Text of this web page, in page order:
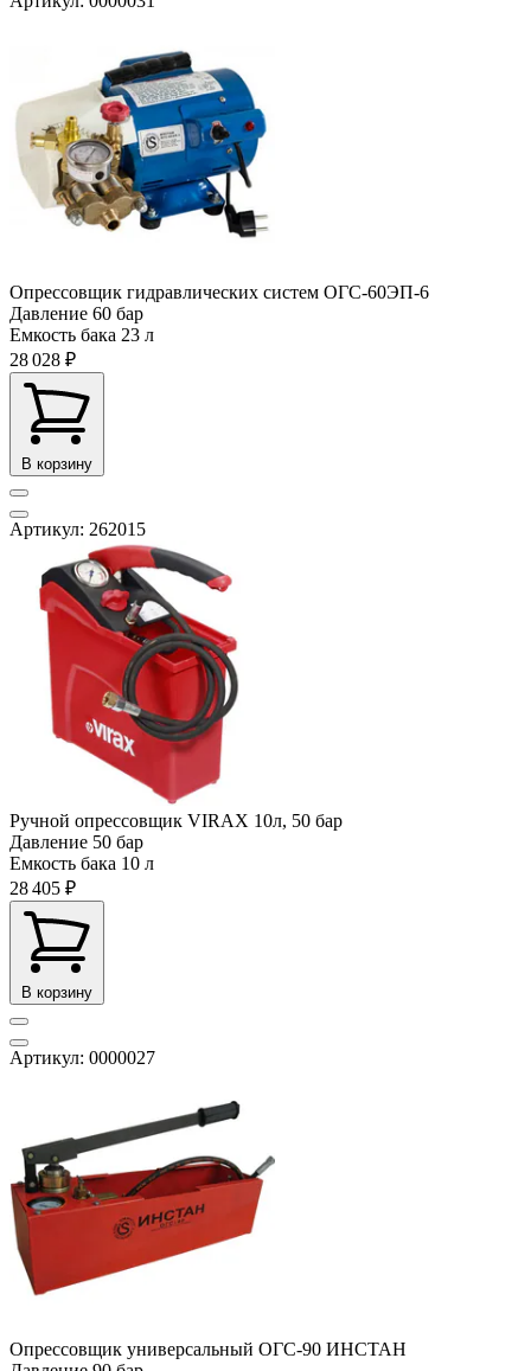
Опрессовщик гидравлических систем ОГС-60ЭП-6
Давление 60 бар
Емкость бака 23 л
28 028 ₽
В корзину
Артикул: 262015
Ручной опрессовщик VIRAX 10л, 50 бар
Давление 50 бар
Емкость бака 10 л
28 405 ₽
В корзину
Артикул: 0000027
Опрессовщик универсальный ОГС-90 ИНСТАН